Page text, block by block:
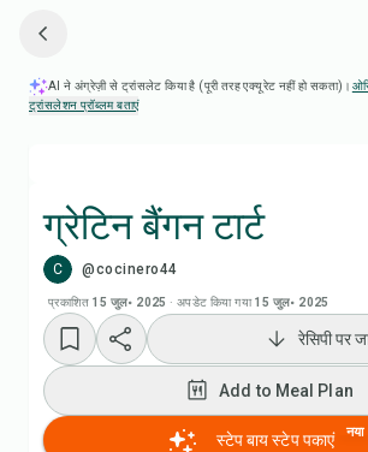
AI ने अंग्रेज़ी से ट्रांसलेट किया है (पूरी तरह एक्यूरेट नहीं हो सकता)।
ट्रांसलेशन प्रॉब्लम बताएं
ग्रेटिन बैंगन टार्ट
C @cocinero44
प्रकाशित 15 जुल॰ 2025 ·अपडेट किया गया 15 जुल॰ 2025
Add to Meal Plan
Add to Shopping
रेसिपी पर
Add to Meal Plan
स्टेप बाय स्टेप पकाएं नया